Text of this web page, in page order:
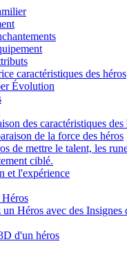
caractéristiques des héros
Évolution
des caractéristiques des
de la force des héros
de mettre le talent, les
ciblé.
et l'expérience
un Héros avec des Insignes
d'un héros